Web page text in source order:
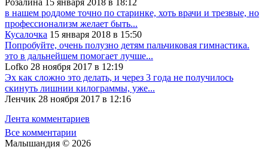
в нашем роддоме точно по старинке, хоть врачи и трезвые, но
профессионализм желает быть...
Кусалочка 15 января 2018 в 15:50
Попробуйте, очень полузно детям пальчиковая гимнастика.
это в дальнейшем помогает лучше...
Lofko 28 ноября 2017 в 12:19
Эх как сложно это делать, и через 3 года не получилось
скинуть лишнии килограммы, уже...
Ленчик 28 ноября 2017 в 12:16
Лента комментариев
Все комментарии
Малышандия © 2026